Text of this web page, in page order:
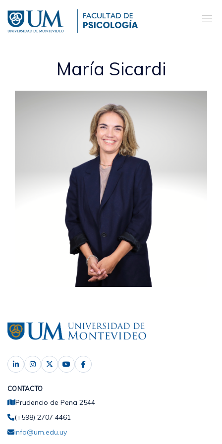
contenido
principal
María Sicardi
CONTACTO
Prudencio de Pena 2544
(+598) 2707 4461
info@um.edu.uy